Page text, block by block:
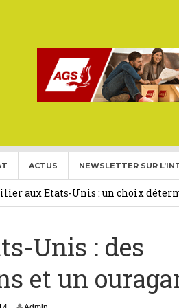
ACTUS NEWSLETTER SUR
aux Etats Unis pour l’année 2026-
aux Etats-Unis : un choix
Expatriés 30 novembre 2025
2 novembre 2024
Unis : des
et un